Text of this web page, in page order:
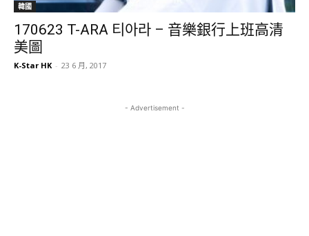
韓國
170623 T-ARA 티아라 – 音樂銀行上班高清
美圖
K-Star HK - 23 6 月, 2017
- Advertisement -